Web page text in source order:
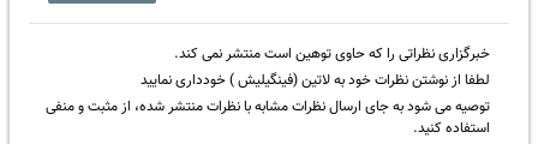
خبرگزاری نظراتی را که حاوی توهین است منتشر نمی کند.
لطفا از نوشتن نظرات خود به لاتین (فینگیلیش ) خودداری نمایید
توصیه می شود به جای ارسال نظرات مشابه با نظرات منتشر شده، از مثبت و منفی
استفاده کنید.